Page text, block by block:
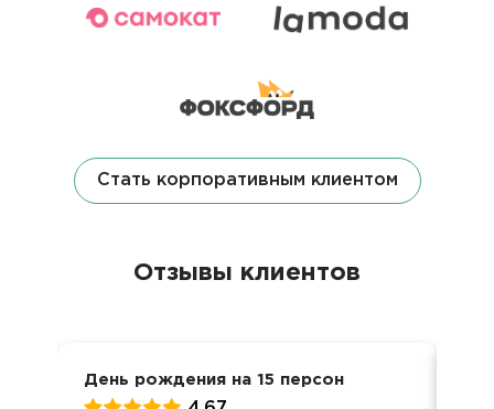
Стать корпоративным клиентом
Отзывы клиентов
День рождения на 15 персон